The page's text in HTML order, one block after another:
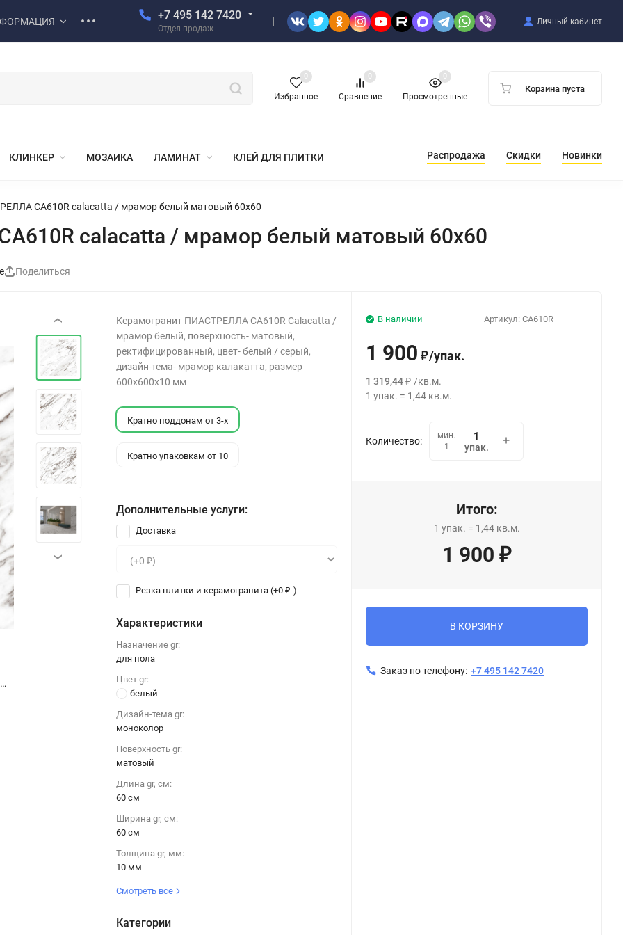
+7 495 142 7420
Отдел продаж
Личный кабинет
Избранное
0
Сравнение
0
Просмотренные
0
Корзина пуста
КЛИНКЕР МОЗАИКА ЛАМИНАТ КЛЕЙ ДЛЯ ПЛИТКИ Распродажа Скидки Новинки
CA610R calacatta / мрамор белый матовый 60x60
calacatta / мрамор белый матовый 60x60
Поделиться
Керамогранит ПИАСТРЕЛЛА CA610R calacatta / мрамор белый матовый 60x60
‹
›
Керамогранит ПИАСТРЕЛЛА CA610R Calacatta /
мрамор белый, поверхность- матовый,
ректифицированный, цвет- белый / серый,
дизайн-тема- мрамор калакатта, размер
600x600x10 мм
Кратно поддонам от 3-х
Кратно упаковкам от 10
Дополнительные услуги:
Доставка
Резка плитки и керамогранита (+0₽ )
Характеристики
Назначение gr:
для пола
Цвет gr:
белый
Дизайн-тема gr:
моноколор
Поверхность gr:
матовый
Длина gr, см:
60 см
Ширина gr, см:
60 см
Толщина gr, мм:
10 мм
Смотреть все
Категории
Артикул: CA610R
В наличии
1 900 ₽/упак.
1 319,44 ₽ /кв.м.
1 упак. = 1,44 кв.м.
Количество:
мин.
1
упак.
Итого:
1 упак. = 1,44 кв.м.
1 900 ₽
В КОРЗИНУ
Заказ по телефону: +7 495 142 7420